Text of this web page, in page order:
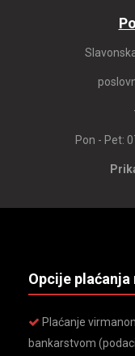
Pon - Pet:
Opcije plaćanja
Plaćanje
bankarstvom